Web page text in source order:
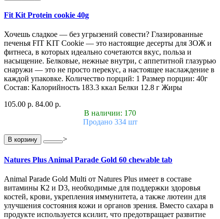
Fit Kit Protein cookie 40g
Хочешь сладкое — без угрызений совести? Глазированные
печенья FIT KIT Cookie — это настоящие десерты для ЗОЖ и
фитнеса, в которых идеально сочетаются вкус, польза и
насыщение. Белковые, нежные внутри, с аппетитной глазурью
снаружи — это не просто перекус, а настоящее наслаждение в
каждой упаковке. Количество порций: 1 Размер порции: 40г
Состав: Калорийность 183.3 ккал Белки 12.8 г Жиры
105.00 р. 84.00 р.
В наличии: 170
Продано 334 шт
В корзину >
Natures Plus Animal Parade Gold 60 chewable tab
Animal Parade Gold Multi от Natures Plus имеет в составе
витамины К2 и D3, необходимые для поддержки здоровья
костей, крови, укрепления иммунитета, а также лютеин для
улучшения состояния кожи и органов зрения. Вместо сахара в
продукте используется ксилит, что предотвращает развитие